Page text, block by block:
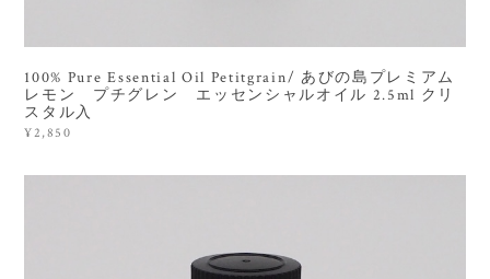
100% Pure Essential Oil Petitgrain/ あびの島プレミアム
レモン プチグレン エッセンシャルオイル 2.5ml クリ
スタル入
¥2,850